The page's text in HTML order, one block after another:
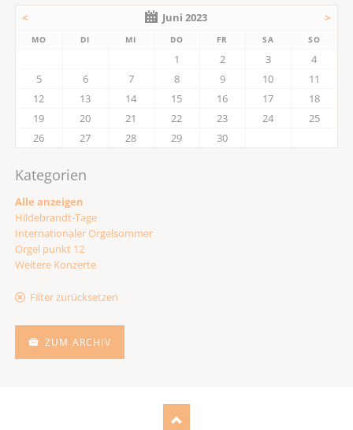
< Juni 2023 >
MO DI MI DO FR SA SO
1 2 3
4
5
6 7 8 9 10
11
12
13 14 15 16 17
18
19
20 21 22 23 24
25
26
27 28 29 30
Kategorien
Alle anzeigen
Hildebrandt-Tage
Internationaler Orgelsommer
Orgel punkt 12
Weitere Konzerte
Filter zurücksetzen
ZUM ARCHIV